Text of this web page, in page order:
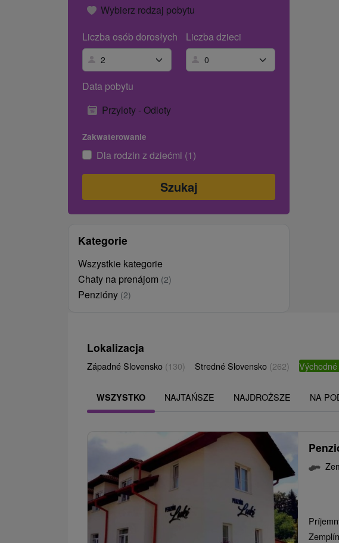
Wybierz rodzaj pobytu
Liczba osób dorosłych
Liczba dzieci
Data pobytu
Przyloty - Odloty
Zakwaterowanie
Dla rodzin z dziećmi (1)
Kategorie
Wszystkie kategorie
Chaty na prenájom (2)
Penzióny (2)
Lokalizacja
Západné Slovensko (130) Stredné Slovensko (262)
WSZYSTKO NAJTAŃSZE NAJDROŻSZE NA